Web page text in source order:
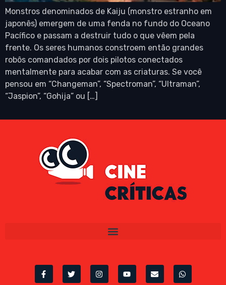
Monstros denominados de Kaiju (monstro estranho em
japonês) emergem de uma fenda no fundo do Oceano
Pacífico e passam a destruir tudo o que vêem pela
frente. Os seres humanos constroem então grandes
robôs comandados por dois pilotos conectados
mentalmente para acabar com as criaturas. Se você
pensou em “Changeman”, “Spectroman”, “Ultraman”,
“Jaspion”, “Gohija” ou […]